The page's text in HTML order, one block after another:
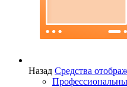
Назад Средства